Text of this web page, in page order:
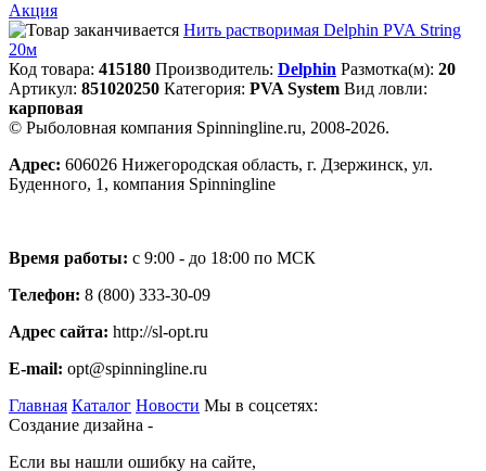
Акция
Нить растворимая Delphin PVA String
20м
Код товара: 415180 Производитель: Delphin Размотка(м): 20
Артикул: 851020250 Категория: PVA System Вид ловли:
карповая
© Рыболовная компания Spinningline.ru, 2008-2026.
Адрес: 606026 Нижегородская область, г. Дзержинск, ул.
Буденного, 1, компания Spinningline
Время работы: с 9:00 - до 18:00 по МСК
Телефон: 8 (800) 333-30-09
Адрес сайта: http://sl-opt.ru
E-mail: opt@spinningline.ru
Главная Каталог Новости Мы в соцсетях:
Создание дизайна -
Если вы нашли ошибку на сайте,